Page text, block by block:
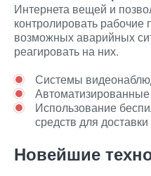
Интернета вещей и
контролировать
возможных аварийных
реагировать на них.
Системы
Использование
средств для
Новейшие